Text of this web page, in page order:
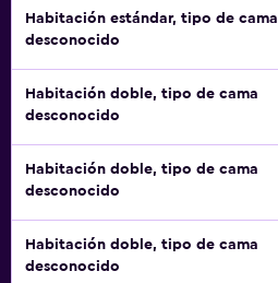
Habitación estándar, tipo de cama
desconocido
Habitación doble, tipo de cama
desconocido
Habitación doble, tipo de cama
desconocido
Habitación doble, tipo de cama
desconocido